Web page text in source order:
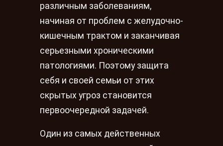
различным заболеваниям,
начиная от проблем с желудочно-
кишечным трактом и заканчивая
серьезными хроническими
патологиями. Поэтому защита
себя и своей семьи от этих
скрытых угроз становится
первоочередной задачей.
Один из самых действенных